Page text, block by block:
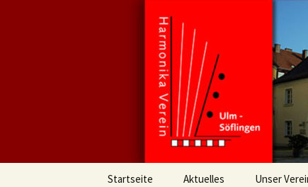
Viel Spaß mit Akkordeon und
Startseite Aktuelles Unser